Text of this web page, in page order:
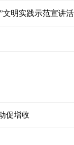
明实践示范宣讲
促增收